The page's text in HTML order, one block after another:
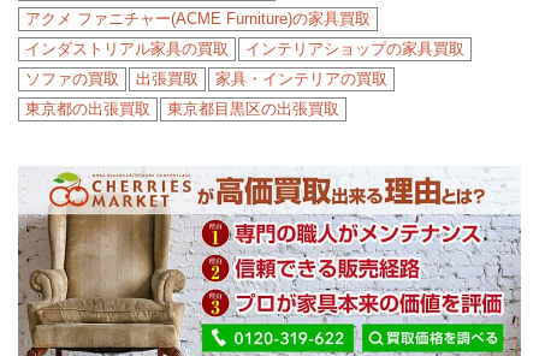
アクメ ファニチャー(ACME Furniture)の家具買取
インダストリアル家具の買取
インテリアショップの家具買取
ソファの買取
出張買取
家具・インテリアの買取
東京都の出張買取
東京都目黒区の出張買取